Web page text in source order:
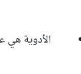
الأدوية هي